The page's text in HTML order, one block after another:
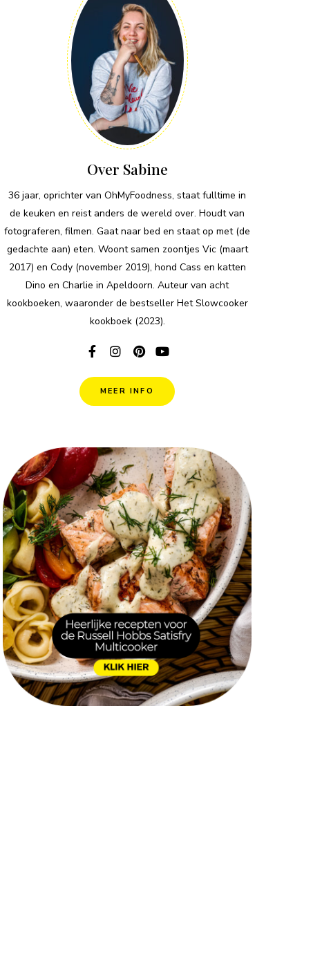
Over Sabine
36 jaar, oprichter van OhMyFoodness, staat fulltime in
de keuken en reist anders de wereld over. Houdt van
fotograferen, filmen. Gaat naar bed en staat op met (de
gedachte aan) eten. Woont samen zoontjes Vic (maart
2017) en Cody (november 2019), hond Cass en katten
Dino en Charlie in Apeldoorn. Auteur van acht
kookboeken, waaronder de bestseller Het Slowcooker
kookboek (2023).
MEER INFO